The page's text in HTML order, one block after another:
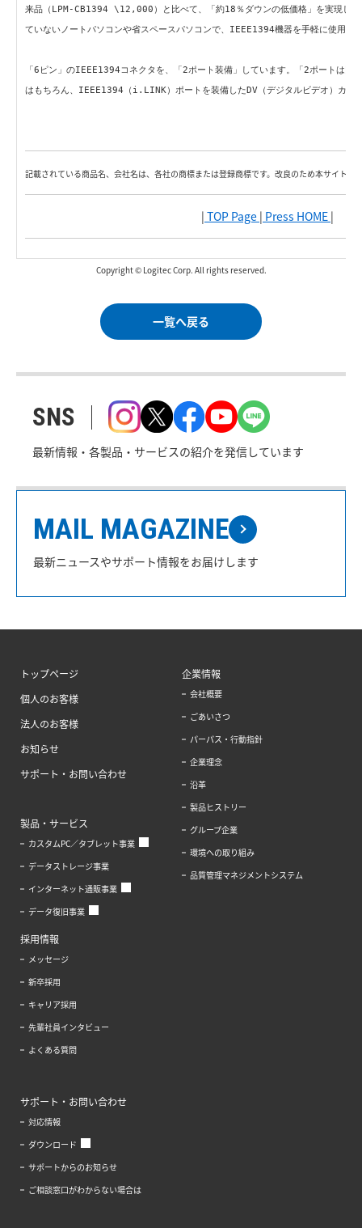
来品（LPM-CB1394 \12,000）と比べて、「約18％ダウンの低価格」を実現し
ていないノートパソコンや省スペースパソコンで、IEEE1394機器を手軽に使用で
「6ピン」のIEEE1394コネクタを、「2ポート装備」しています。「2ポートは同
はもちろん、IEEE1394（i.LINK）ポートを装備したDV（デジタルビデオ）カメ
記載されている商品名、会社名は、各社の商標または登録商標です。改良のため本サイト内
| TOP Page | Press HOME |
Copyright © Logitec Corp. All rights reserved.
一覧へ戻る
SNS
最新情報・各製品・サービスの紹介を発信しています
MAIL MAGAZINE
最新ニュースやサポート情報をお届けします
トップページ
個人のお客様
法人のお客様
お知らせ
サポート・お問い合わせ
製品・サービス
カスタムPC／タブレット事業
データストレージ事業
インターネット通販事業
データ復旧事業
企業情報
会社概要
ごあいさつ
パーパス・行動指針
企業理念
沿革
製品ヒストリー
グループ企業
環境への取り組み
品質管理マネジメントシステム
採用情報
メッセージ
新卒採用
キャリア採用
先輩社員インタビュー
よくある質問
サポート・お問い合わせ
対応情報
ダウンロード
サポートからのお知らせ
ご相談窓口がわからない場合は